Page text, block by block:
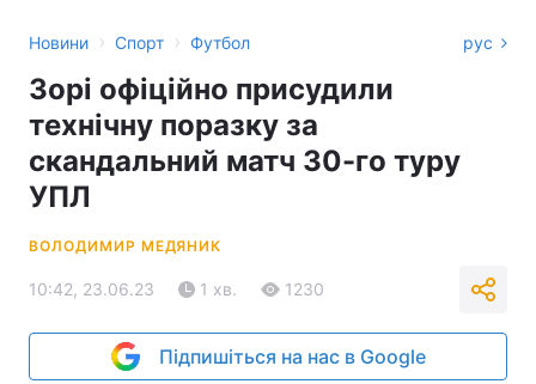
Новини › Спорт › Футбол рус
Зорі офіційно присудили
технічну поразку за
скандальний матч 30-го туру
УПЛ
ВОЛОДИМИР МЕДЯНИК
10:42, 23.06.23 1 хв. 1230
Підпишіться на нас в Google